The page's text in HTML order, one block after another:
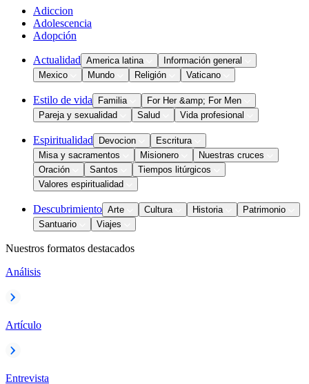
Adiccion
Adolescencia
Adopción
Actualidad America latina
Información general
Mexico
Mundo Religión Vaticano
Estilo de vida Familia
For Her &amp; For Men
Pareja y sexualidad
Salud Vida profesional
Espiritualidad Devocion
Escritura
Misa y sacramentos
Misionero
Nuestras cruces
Oración
Santos
Tiempos litúrgicos
Valores espiritualidad
Descubrimiento Arte Cultura Historia
Patrimonio
Santuario
Viajes
Nuestros formatos destacados
Análisis
Artículo
Entrevista